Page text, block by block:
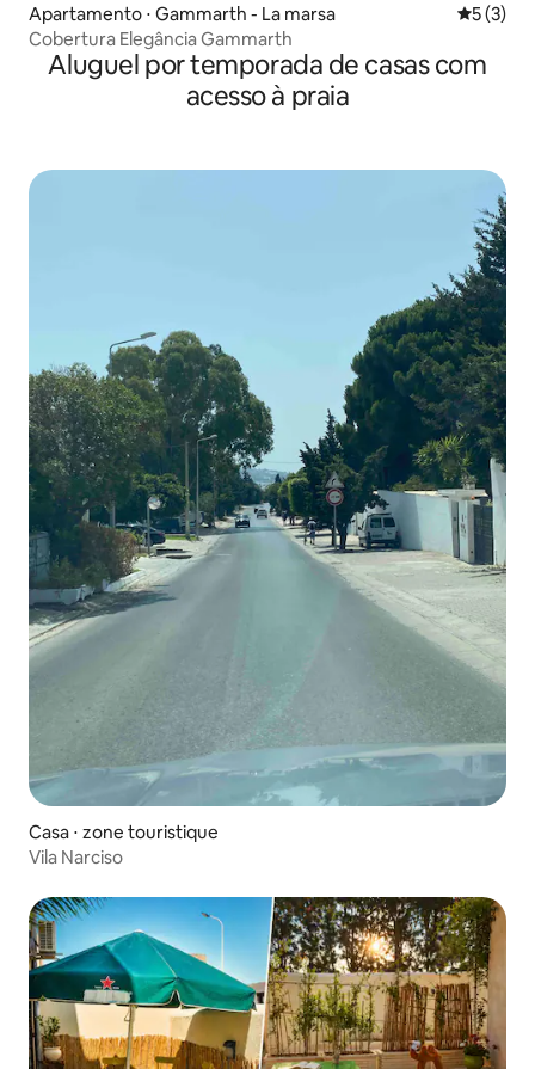
Apartamento ⋅ Gammarth - La marsa 5 de
5 (3)
Cobertura Elegância Gammarth
Aluguel por temporada de casas com
acesso à praia
Casa ⋅ zone touristique
Vila Narciso